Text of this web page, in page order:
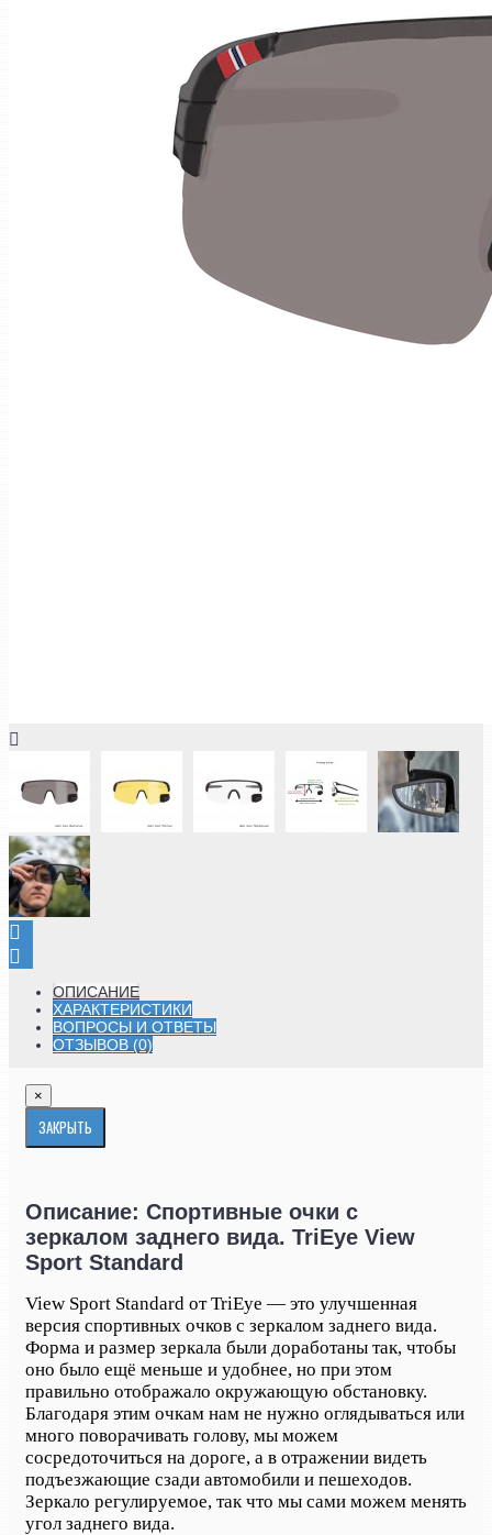
ОПИСАНИЕ
ХАРАКТЕРИСТИКИ
ВОПРОСЫ И ОТВЕТЫ
ОТЗЫВОВ (0)
×
ЗАКРЫТЬ
Описание: Спортивные очки с
зеркалом заднего вида. TriEye View
Sport Standard
View Sport Standard от TriEye — это улучшенная
версия спортивных очков с зеркалом заднего вида.
Форма и размер зеркала были доработаны так, чтобы
оно было ещё меньше и удобнее, но при этом
правильно отображало окружающую обстановку.
Благодаря этим очкам нам не нужно оглядываться или
много поворачивать голову, мы можем
сосредоточиться на дороге, а в отражении видеть
подъезжающие сзади автомобили и пешеходов.
Зеркало регулируемое, так что мы сами можем менять
угол заднего вида.